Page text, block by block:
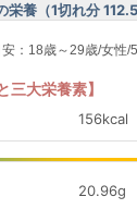
養（1切れ分
：18歳～29歳/女性
三大栄養素】
156kcal
20.96g